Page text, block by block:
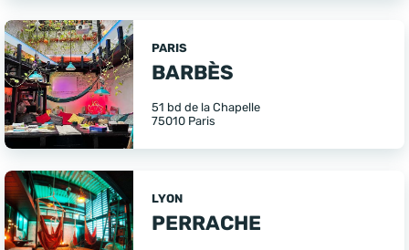
PARIS
BARBÈS
51 bd de la Chapelle
75010 Paris
LYON
PERRACHE